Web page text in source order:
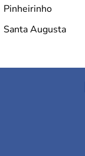
Pinheirinho
Santa Augusta